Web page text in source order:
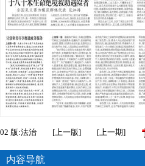
02 版:法治 [上一版] [上一期]
内容导航